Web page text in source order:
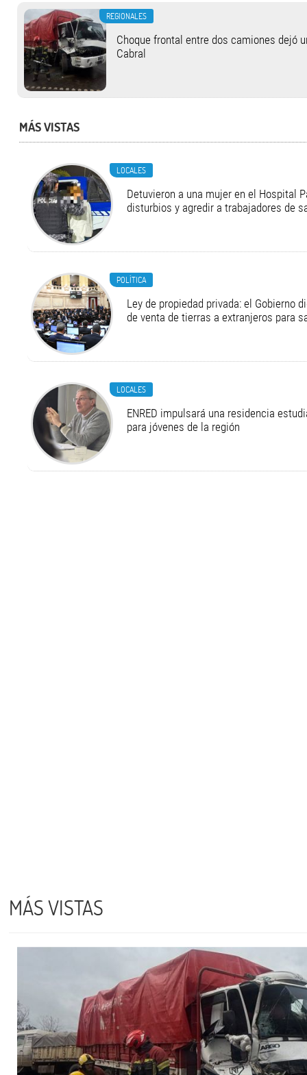
REGIONALES
Choque frontal entre dos camiones dejó
Cabral
MÁS VISTAS
LOCALES
Detuvieron a una mujer en el Hospital
disturbios y agredir a trabajadores de
POLÍTICA
Ley de propiedad privada: el Gobierno
de venta de tierras a extranjeros para
LOCALES
ENRED impulsará una residencia
para jóvenes de la región
MÁS VISTAS